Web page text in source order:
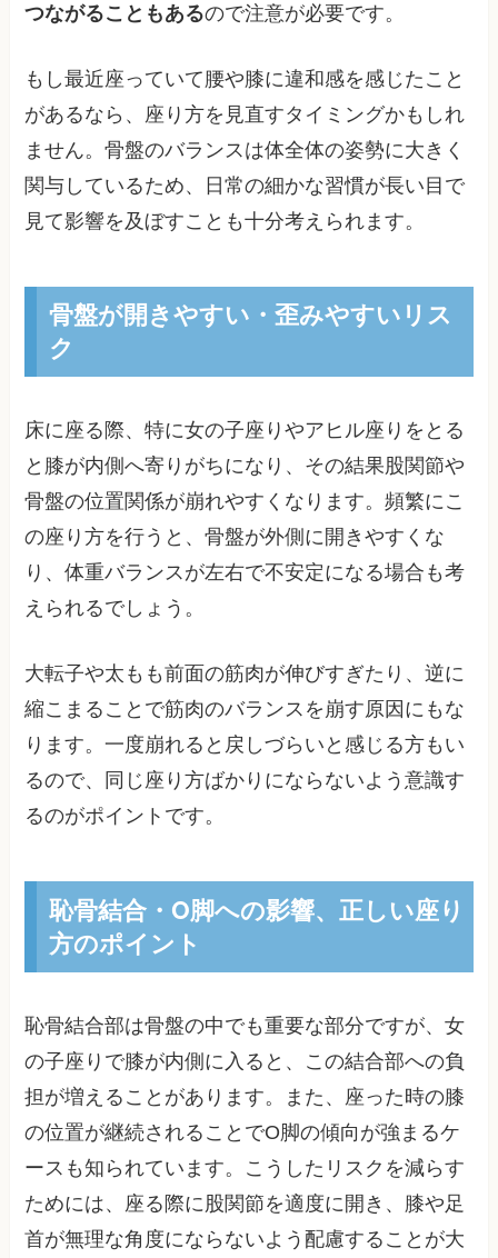
つながることもあるので注意が必要です。
もし最近座っていて腰や膝に違和感を感じたこと
があるなら、座り方を見直すタイミングかもしれ
ません。骨盤のバランスは体全体の姿勢に大きく
関与しているため、日常の細かな習慣が長い目で
見て影響を及ぼすことも十分考えられます。
骨盤が開きやすい・歪みやすいリス
ク
床に座る際、特に女の子座りやアヒル座りをとる
と膝が内側へ寄りがちになり、その結果股関節や
骨盤の位置関係が崩れやすくなります。頻繁にこ
の座り方を行うと、骨盤が外側に開きやすくな
り、体重バランスが左右で不安定になる場合も考
えられるでしょう。
大転子や太もも前面の筋肉が伸びすぎたり、逆に
縮こまることで筋肉のバランスを崩す原因にもな
ります。一度崩れると戻しづらいと感じる方もい
るので、同じ座り方ばかりにならないよう意識す
るのがポイントです。
恥骨結合・O脚への影響、正しい座り
方のポイント
恥骨結合部は骨盤の中でも重要な部分ですが、女
の子座りで膝が内側に入ると、この結合部への負
担が増えることがあります。また、座った時の膝
の位置が継続されることでO脚の傾向が強まるケ
ースも知られています。こうしたリスクを減らす
ためには、座る際に股関節を適度に開き、膝や足
首が無理な角度にならないよう配慮することが大